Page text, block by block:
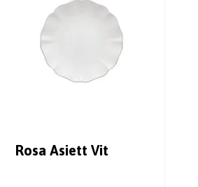
Rosa Asiett Vit